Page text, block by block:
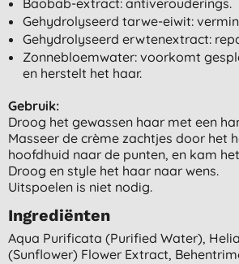
Gehydrolyseerd tarwe-eiwit:
Gehydrolyseerd erwtenextract:
Zonnebloemwater: voorkomt
en herstelt het haar.
Gebruik:
Droog het gewassen haar met een
Masseer de crème zachtjes door het
hoofdhuid naar de punten, en kam
Droog en style het haar naar wens.
Uitspoelen is niet nodig.
Ingrediënten
Aqua Purificata (purified Water),
(sunflower) Flower Extract,